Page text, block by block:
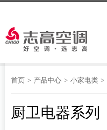
首页 > 产品中心 > 小家电类 >
厨卫电器系列